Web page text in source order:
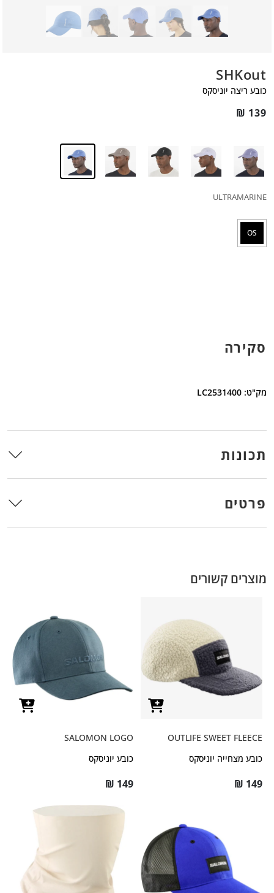
SHKout
כובע ריצה יוניסקס
₪ 139
ULTRAMARINE
OS
סקירה
מק"ט: LC2531400
תכונות
פרטים
מוצרים קשורים
OUTLIFE SWEET FLEECE
כובע מצחייה יוניסקס
₪ 149
SALOMON LOGO
כובע יוניסקס
₪ 149